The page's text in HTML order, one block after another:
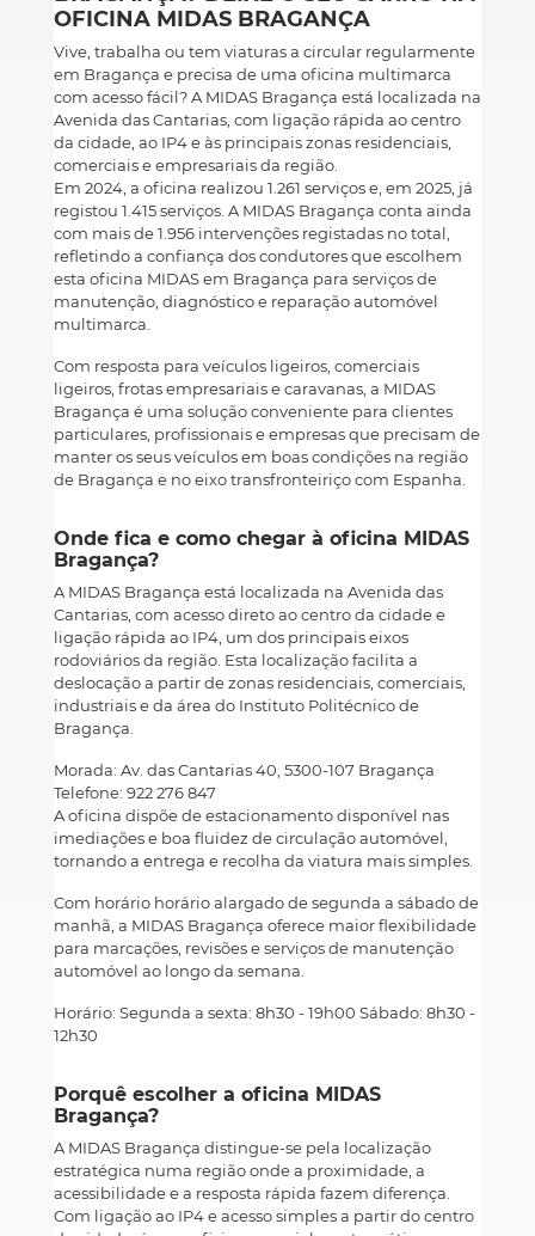
OFICINA MIDAS BRAGANÇA
Vive, trabalha ou tem viaturas a circular regularmente
em Bragança e precisa de uma oficina multimarca
com acesso fácil? A MIDAS Bragança está localizada na
Avenida das Cantarias, com ligação rápida ao centro
da cidade, ao IP4 e às principais zonas residenciais,
comerciais e empresariais da região.
Em 2024, a oficina realizou 1.261 serviços e, em 2025, já
registou 1.415 serviços. A MIDAS Bragança conta ainda
com mais de 1.956 intervenções registadas no total,
refletindo a confiança dos condutores que escolhem
esta oficina MIDAS em Bragança para serviços de
manutenção, diagnóstico e reparação automóvel
multimarca.
Com resposta para veículos ligeiros, comerciais
ligeiros, frotas empresariais e caravanas, a MIDAS
Bragança é uma solução conveniente para clientes
particulares, profissionais e empresas que precisam de
manter os seus veículos em boas condições na região
de Bragança e no eixo transfronteiriço com Espanha.
Onde fica e como chegar à oficina MIDAS
Bragança?
A MIDAS Bragança está localizada na Avenida das
Cantarias, com acesso direto ao centro da cidade e
ligação rápida ao IP4, um dos principais eixos
rodoviários da região. Esta localização facilita a
deslocação a partir de zonas residenciais, comerciais,
industriais e da área do Instituto Politécnico de
Bragança.
Morada: Av. das Cantarias 40, 5300-107 Bragança
Telefone: 922 276 847
A oficina dispõe de estacionamento disponível nas
imediações e boa fluidez de circulação automóvel,
tornando a entrega e recolha da viatura mais simples.
Com horário horário alargado de segunda a sábado de
manhã, a MIDAS Bragança oferece maior flexibilidade
para marcações, revisões e serviços de manutenção
automóvel ao longo da semana.
Horário: Segunda a sexta: 8h30 - 19h00 Sábado: 8h30 -
12h30
Porquê escolher a oficina MIDAS
Bragança?
A MIDAS Bragança distingue-se pela localização
estratégica numa região onde a proximidade, a
acessibilidade e a resposta rápida fazem diferença.
Com ligação ao IP4 e acesso simples a partir do centro